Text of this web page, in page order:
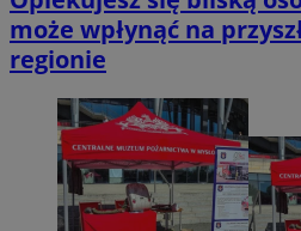
może wpłynąć na
regionie